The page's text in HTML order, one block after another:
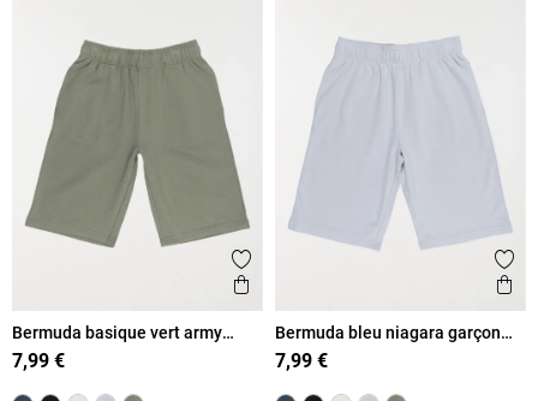
Ajouter aux favoris
Aperçu rapide
Bermuda basique vert army
garçon (XXS-M)
7,99 €
Bermuda bleu niagara garçon
(XXS-M)
7,99 €